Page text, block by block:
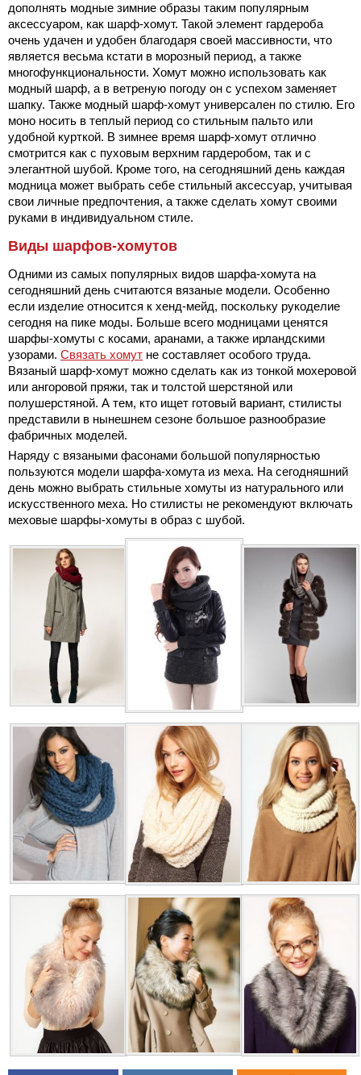
дополнять модные зимние образы таким популярным
аксессуаром, как шарф-хомут. Такой элемент гардероба
очень удачен и удобен благодаря своей массивности, что
является весьма кстати в морозный период, а также
многофункциональности. Хомут можно использовать как
модный шарф, а в ветреную погоду он с успехом заменяет
шапку. Также модный шарф-хомут универсален по стилю. Его
моно носить в теплый период со стильным пальто или
удобной курткой. В зимнее время шарф-хомут отлично
смотрится как с пуховым верхним гардеробом, так и с
элегантной шубой. Кроме того, на сегодняшний день каждая
модница может выбрать себе стильный аксессуар, учитывая
свои личные предпочтения, а также сделать хомут своими
руками в индивидуальном стиле.
Виды шарфов-хомутов
Одними из самых популярных видов шарфа-хомута на
сегодняшний день считаются вязаные модели. Особенно
если изделие относится к хенд-мейд, поскольку рукоделие
сегодня на пике моды. Больше всего модницами ценятся
шарфы-хомуты с косами, аранами, а также ирландскими
узорами. Связать хомут не составляет особого труда.
Вязаный шарф-хомут можно сделать как из тонкой мохеровой
или ангоровой пряжи, так и толстой шерстяной или
полушерстяной. А тем, кто ищет готовый вариант, стилисты
представили в нынешнем сезоне большое разнообразие
фабричных моделей.
Наряду с вязаными фасонами большой популярностью
пользуются модели шарфа-хомута из меха. На сегодняшний
день можно выбрать стильные хомуты из натурального или
искусственного меха. Но стилисты не рекомендуют включать
меховые шарфы-хомуты в образ с шубой.